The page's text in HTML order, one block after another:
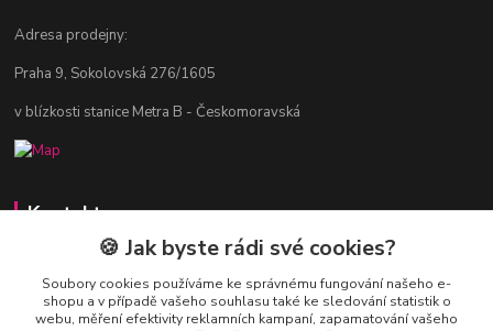
Adresa prodejny:
Praha 9, Sokolovská 276/1605
v blízkosti stanice Metra B - Českomoravská
Kontakty
Jitka Vlasáková
281 916 793
Po-Čt 8-16:30, Pá 8-14:30
🍪 Jak byste rádi své cookies?
Soubory cookies používáme ke správnému fungování našeho e-
shopu a v případě vašeho souhlasu také ke sledování statistik o
webu, měření efektivity reklamních kampaní, zapamatování vašeho